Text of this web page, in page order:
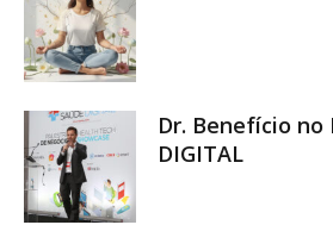
Dr. Benefício no
DIGITAL